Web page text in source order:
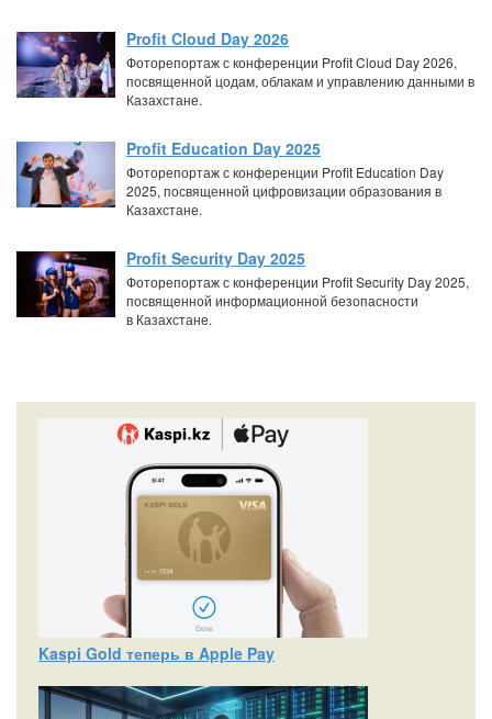
Profit Cloud Day 2026
Фоторепортаж с конференции Profit Cloud Day 2026,
посвященной цодам, облакам и управлению данными в
Казахстане.
Profit Education Day 2025
Фоторепортаж с конференции Profit Education Day
2025, посвященной цифровизации образования в
Казахстане.
Profit Security Day 2025
Фоторепортаж с конференции Profit Security Day 2025,
посвященной информационной безопасности
в Казахстане.
Kaspi Gold теперь в Apple Pay